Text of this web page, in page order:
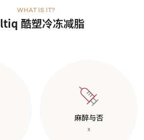
酷塑冷冻减脂
WHAT IS IT?
麻醉与否
x